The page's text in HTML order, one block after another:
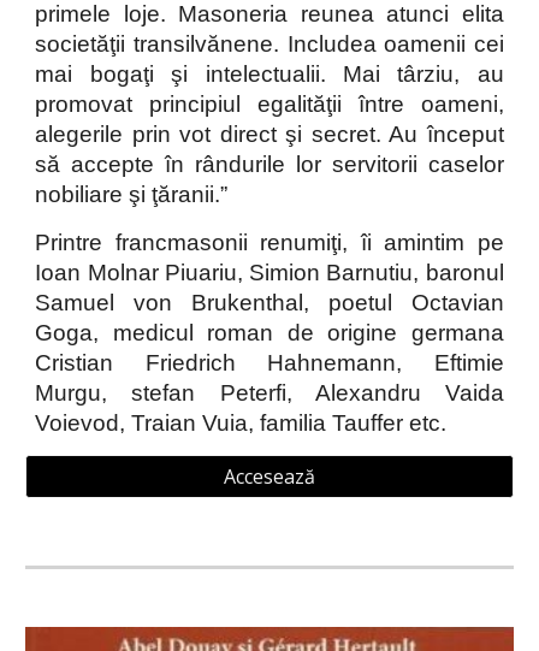
primele loje. Masoneria reunea atunci elita
societăţii transilvănene. Includea oamenii cei
mai bogaţi şi intelectualii. Mai târziu, au
promovat principiul egalităţii între oameni,
alegerile prin vot direct şi secret. Au început
să accepte în rândurile lor servitorii caselor
nobiliare şi ţăranii.”
Printre francmasonii renumiţi, îi amintim pe
Ioan Molnar Piuariu, Simion Barnutiu, baronul
Samuel von Brukenthal, poetul Octavian
Goga, medicul roman de origine germana
Cristian Friedrich Hahnemann, Eftimie
Murgu, stefan Peterfi, Alexandru Vaida
Voievod, Traian Vuia, familia Tauffer etc.
Accesează